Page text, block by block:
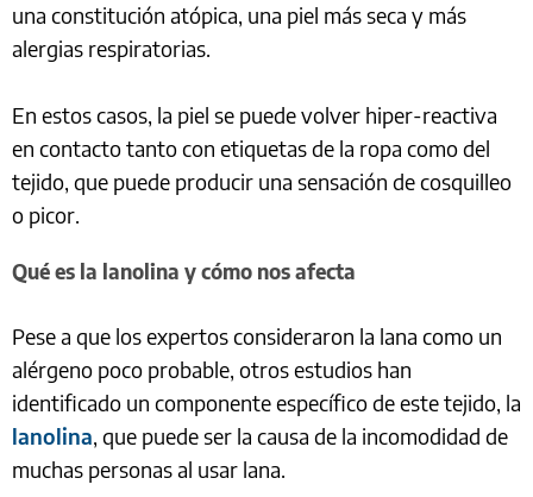
una constitución atópica, una piel más seca y más
alergias respiratorias.
En estos casos, la piel se puede volver hiper-reactiva
en contacto tanto con etiquetas de la ropa como del
tejido, que puede producir una sensación de cosquilleo
o picor.
Qué es la lanolina y cómo nos afecta
Pese a que los expertos consideraron la lana como un
alérgeno poco probable, otros estudios han
identificado un componente específico de este tejido, la
lanolina, que puede ser la causa de la incomodidad de
muchas personas al usar lana.